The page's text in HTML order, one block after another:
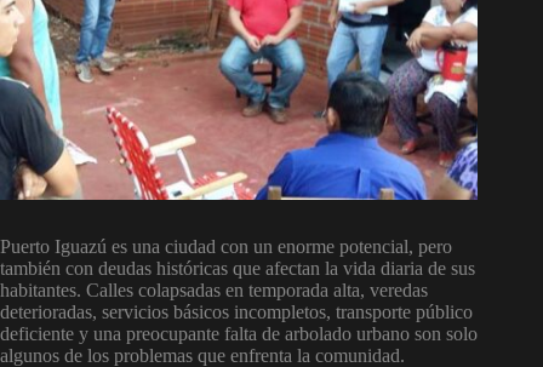
Puerto Iguazú es una ciudad con un enorme potencial, pero
también con deudas históricas que afectan la vida diaria de sus
habitantes. Calles colapsadas en temporada alta, veredas
deterioradas, servicios básicos incompletos, transporte público
deficiente y una preocupante falta de arbolado urbano son solo
algunos de los problemas que enfrenta la comunidad.